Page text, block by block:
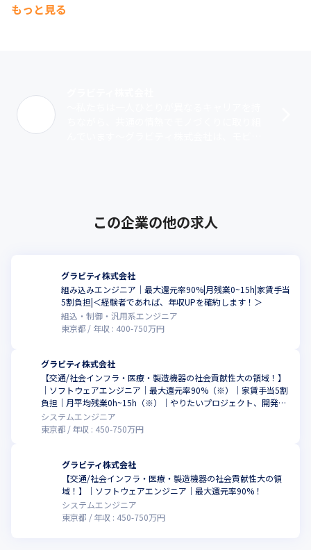
かけメンバーを巻き込みながら取り組む
・勤怠、誠実な業務遂行力、やり切る姿勢、自己学習意欲
の総合的なバランス面の高さ
・会社が目標とする増員計画に対し、社員自らリファラル
などに積極的に取り組んだ
もっと見る
この企業の他の求人
グラビティ株式会社
組み込みエンジニア｜最大還元率90%|月残業0~15h|家賃手当
5割負担|＜経験者であれば、年収UPを確約します！＞
組込・制御・汎用系エンジニア
東京都
年収 : 400-750万円
グラビティ株式会社
【交通/社会インフラ・医療・製造機器の社会貢献性大の領域！】
｜ソフトウェアエンジニア｜最大還元率90%（※）｜家賃手当5割
負担｜月平均残業0h~15h（※）｜やりたいプロジェクト、開発工
程、グラビティならあります！※2024年3月時点
システムエンジニア
東京都
年収 : 450-750万円
グラビティ株式会社
【交通/社会インフラ・医療・製造機器の社会貢献性大の領
域！】｜ソフトウェアエンジニア｜最大還元率90%！
システムエンジニア
東京都
年収 : 450-750万円